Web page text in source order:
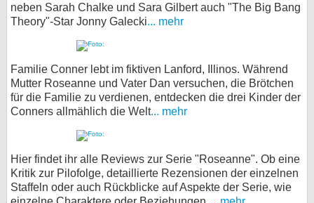
neben Sarah Chalke und Sara Gilbert auch "The Big Bang
Theory"-Star Jonny Galecki... mehr
Familie Conner lebt im fiktiven Lanford, Illinos. Während
Mutter Roseanne und Vater Dan versuchen, die Brötchen
für die Familie zu verdienen, entdecken die drei Kinder der
Conners allmählich die Welt... mehr
Hier findet ihr alle Reviews zur Serie "Roseanne". Ob eine
Kritik zur Pilofolge, detaillierte Rezensionen der einzelnen
Staffeln oder auch Rückblicke auf Aspekte der Serie, wie